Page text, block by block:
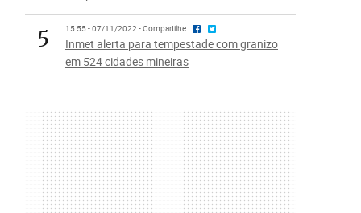
5 15:55 - 07/11/2022 - Compartilhe
Inmet alerta para tempestade com granizo
em 524 cidades mineiras